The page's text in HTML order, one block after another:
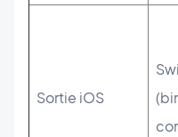
Sortie iOS